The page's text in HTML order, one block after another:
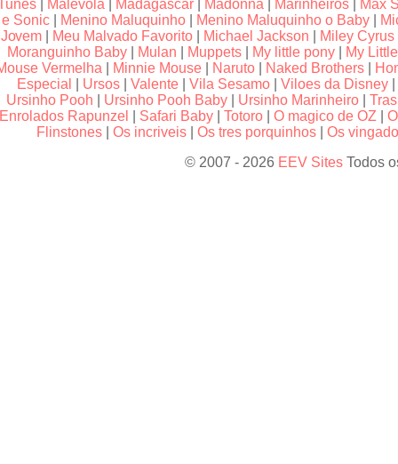
Malevola Madagascar Madonna Marinheiros
Max
e Sonic
Menino Maluquinho Menino Maluquinho o Baby
Jovem
Meu Malvado Favorito Michael Jackson Miley Cyrus
Moranguinho Baby
Mulan Muppets My little pony
My
Vermelha
Minnie Mouse Naruto Naked Brothers
Especial
Ursos |Valente |Vila Sesamo |Viloes da Disney
Ursinho Pooh
Ursinho Pooh Baby Ursinho Marinheiro |
Enrolados Rapunzel
Safari Baby Totoro O magico de OZ
Flinstones |Os incriveis |Os tres porquinhos |Os
© 2007 - 2026 EEV Sites Todos